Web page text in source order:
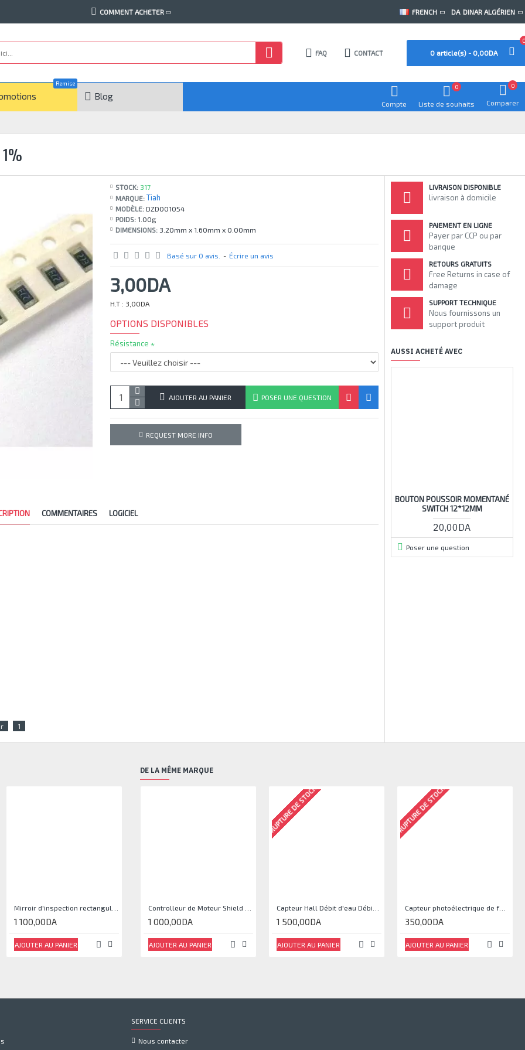
COMMENT ACHETER FRENCH DA DINAR ALGÉRIEN
FAQ CONTACT 0 article(s) - 0,00DA
Remise
Blog
Compte Liste de souhaits
0
Comparer
0
1%
STOCK: 317
MARQUE: Tiah
MODÈLE: DZD001054
POIDS: 1.00g
DIMENSIONS: 3.20mm x 1.60mm x 0.00mm
Basé sur 0 avis. - Écrire un avis
3,00DA
H.T : 3,00DA
OPTIONS DISPONIBLES
Résistance
AJOUTER AU PANIER POSER UNE QUESTION
REQUEST MORE INFO
COMMENTAIRES LOGICIEL
1
LIVRAISON DISPONIBLE
livraison à domicile
PAIEMENT EN LIGNE
Payer par CCP ou par
banque
RETOURS GRATUITS
Free Returns in case of
damage
SUPPORT TECHNIQUE
Nous fournissons un
support produit
AUSSI ACHETÉ AVEC
BOUTON POUSSOIR MOMENTANÉ
SWITCH 12*12MM
20,00DA
Poser une question
1 100,00DA
AJOUTER AU PANIER
DE LA MÊME MARQUE
1 000,00DA
AJOUTER AU PANIER
RUPTURE DE STOCK
1 500,00DA
AJOUTER AU PANIER
RUPTURE DE STOCK
Capteur photoélectrique de faisceau Module de capteur IR
350,00DA
AJOUTER AU PANIER
SERVICE CLIENTS
Nous contacter